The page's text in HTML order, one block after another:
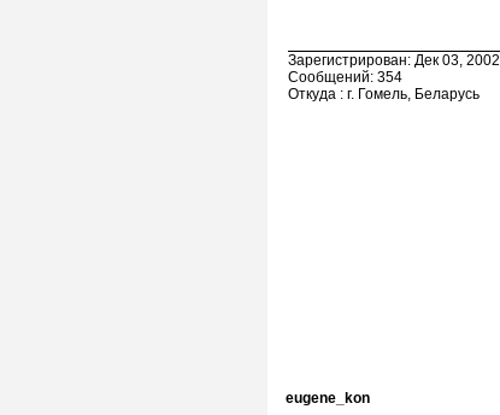
Зарегистрирован: Дек 03, 2002
Сообщений: 354
Откуда : г. Гомель, Беларусь
eugene_kon